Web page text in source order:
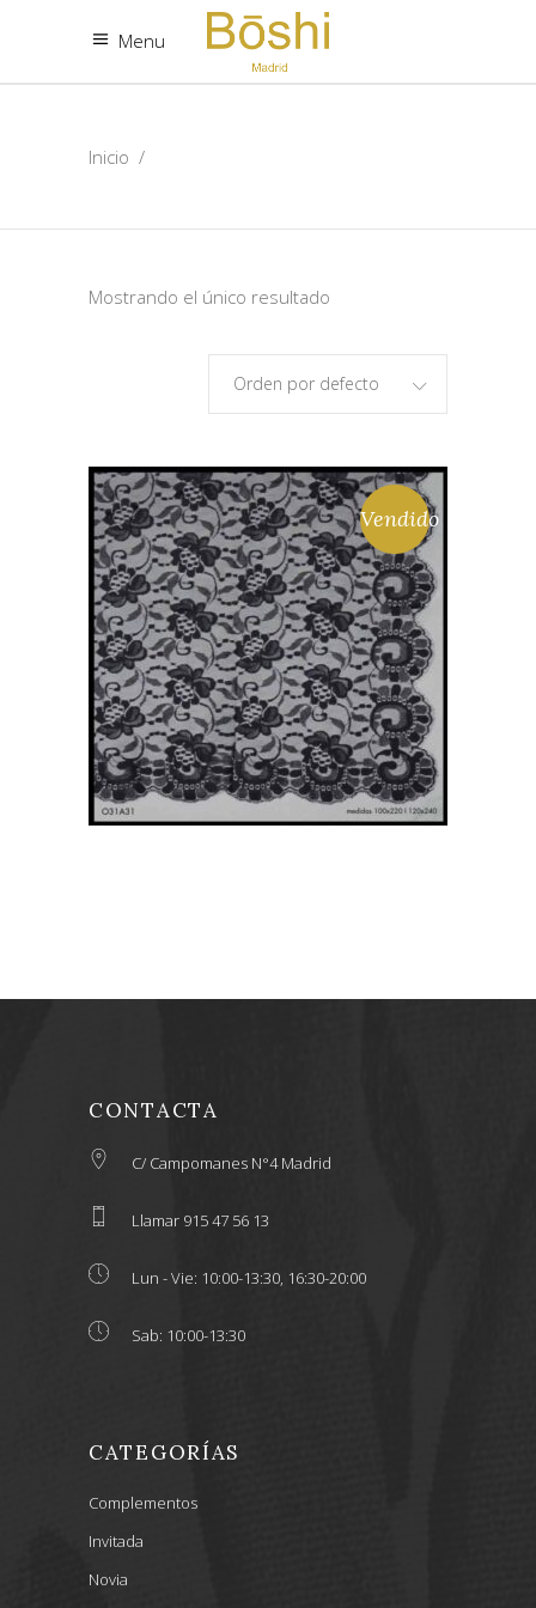
Menu
Inicio /
Mostrando el único resultado
Orden por defecto
Vendido
MANTILLA ESPAÑOLA
COLOR BLANCO. 120CM X
240CM
90,80€ LEER MÁS
CONTACTA
C/ Campomanes N°4 Madrid
Llamar 915 47 56 13
Lun - Vie: 10:00-13:30, 16:30-20:00
Sab: 10:00-13:30
CATEGORÍAS
Complementos
Invitada
Novia